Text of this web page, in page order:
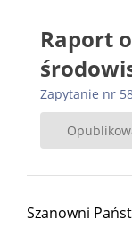
Raport
Zapytanie nr
Szanowni